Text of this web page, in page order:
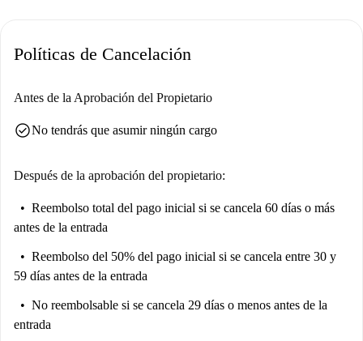
Marroquina es un barrio agradable y bien comunicado en el municipio
servicios esenciales. En las inmediaciones, encontrará una variedad de
como supermercados como Supermercados La Despensa y Condis. Esta
Políticas de Cancelación
Antes de la Aprobación del Propietario
check_circleNo tendrás que asumir ningún cargo
Después de la aprobación del propietario:
Reembolso total del pago inicial si se cancela 60 días o más
antes de la entrada
Reembolso del 50% del pago inicial si se cancela entre 30 y
59 días antes de la entrada
No reembolsable si se cancela 29 días o menos antes de la
entrada